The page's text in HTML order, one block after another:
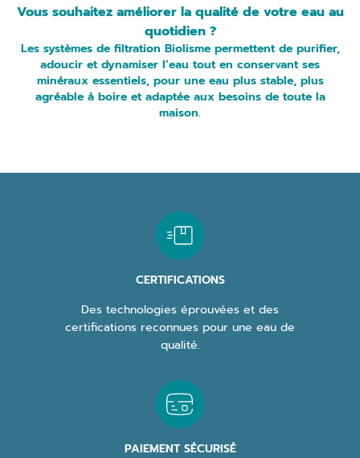
Vous souhaitez améliorer la qualité de votre eau au
quotidien ?
Les systèmes de filtration Biolismepermettent de purifier,
adoucir et dynamiser l’eau tout en conservant ses
minéraux essentiels, pour une eau plus stable, plus
agréable à boire et adaptée aux besoins de toute la
maison.
CERTIFICATIONS
Des technologies éprouvées et des
certifications reconnues pour une eau de
qualité.
PAIEMENT SÉCURISÉ